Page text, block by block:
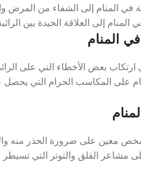
المنام إلى الشفاء من المرض
إلى العلاقة الجيدة بين
المنام
بعض الأخطاء التي على
المكاسب الحرام التي يحصل
معين على ضرورة الحذر منه
مشاعر القلق والتوتر التي